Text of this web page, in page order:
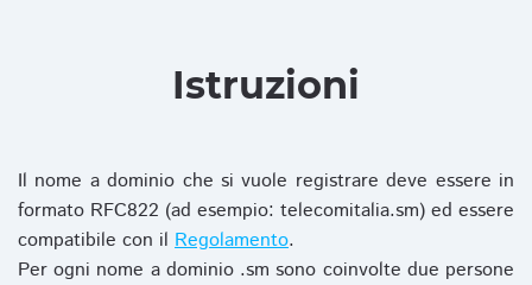
Istruzioni
Il nome a dominio che si vuole registrare deve essere in
formato RFC822 (ad esempio: telecomitalia.sm) ed essere
compatibile con il Regolamento.
Per ogni nome a dominio .sm sono coinvolte due persone